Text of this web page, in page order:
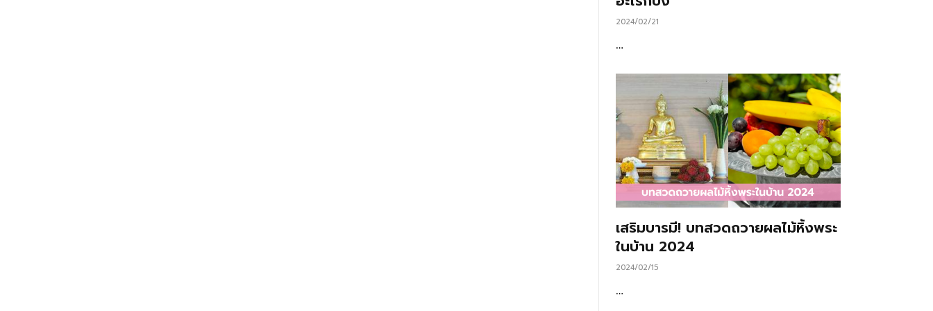
2024/02/21
…
เสริมบารมี! บทสวดถวายผลไม้หิ้งพระ
ในบ้าน 2024
2024/02/15
…